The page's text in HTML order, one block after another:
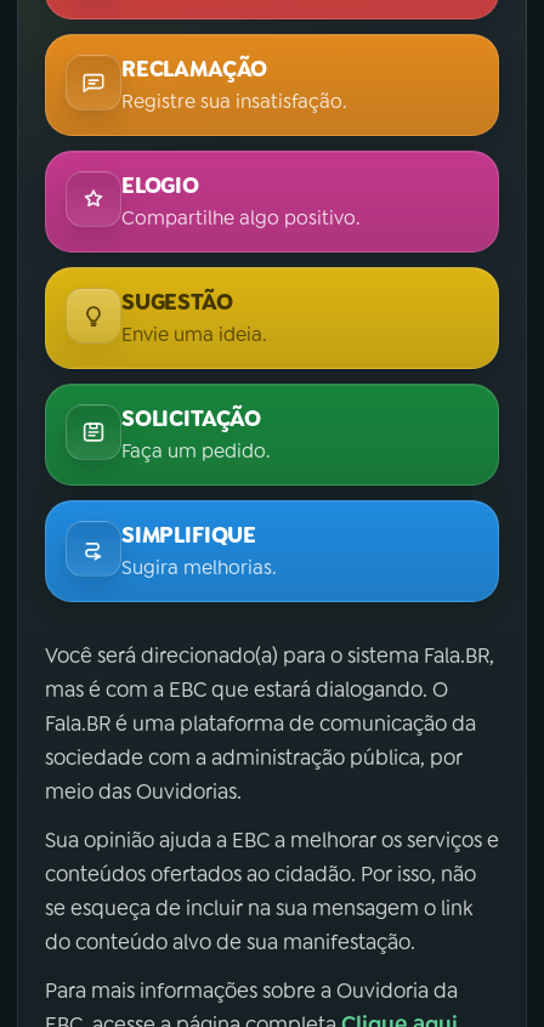
RECLAMAÇÃO
Registre sua insatisfação.
ELOGIO
Compartilhe algo positivo.
SUGESTÃO
Envie uma ideia.
SOLICITAÇÃO
Faça um pedido.
SIMPLIFIQUE
Sugira melhorias.
Você será direcionado(a) para o sistema Fala.BR,
mas é com a EBC que estará dialogando. O
Fala.BR é uma plataforma de comunicação da
sociedade com a administração pública, por
meio das Ouvidorias.
Sua opinião ajuda a EBC a melhorar os serviços e
conteúdos ofertados ao cidadão. Por isso, não
se esqueça de incluir na sua mensagem o link
do conteúdo alvo de sua manifestação.
Para mais informações sobre a Ouvidoria da